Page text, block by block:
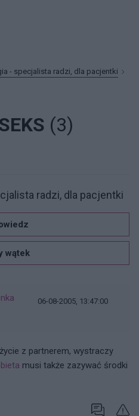
- specjalista radzi, dla pacjentki
(3)
radzi, dla pacjentki
wątek
06-08-2005, 13:47:00
z partnerem, wystraczy
musi także zazywać środki